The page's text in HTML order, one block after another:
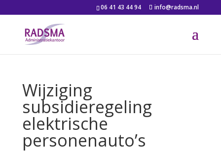
06 41 43 44 94 info@radsma.nl
Wijziging
subsidieregeling
elektrische
personenauto’s